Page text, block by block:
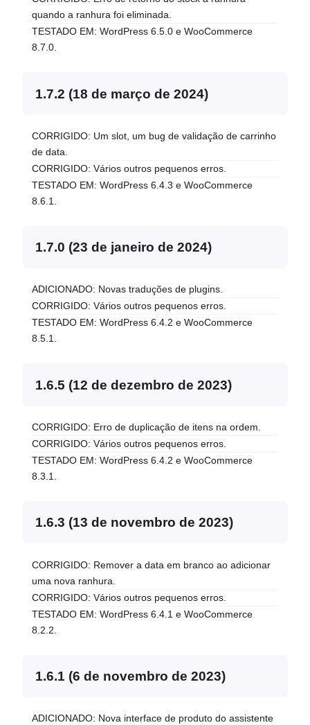
quando a ranhura foi eliminada.
TESTADO EM: WordPress 6.5.0 e WooCommerce
8.7.0.
1.7.2 (18 de março de 2024)
CORRIGIDO: Um slot, um bug de validação de carrinho
de data.
CORRIGIDO: Vários outros pequenos erros.
TESTADO EM: WordPress 6.4.3 e WooCommerce
8.6.1.
1.7.0 (23 de janeiro de 2024)
ADICIONADO: Novas traduções de plugins.
CORRIGIDO: Vários outros pequenos erros.
TESTADO EM: WordPress 6.4.2 e WooCommerce
8.5.1.
1.6.5 (12 de dezembro de 2023)
CORRIGIDO: Erro de duplicação de itens na ordem.
CORRIGIDO: Vários outros pequenos erros.
TESTADO EM: WordPress 6.4.2 e WooCommerce
8.3.1.
1.6.3 (13 de novembro de 2023)
CORRIGIDO: Remover a data em branco ao adicionar
uma nova ranhura.
CORRIGIDO: Vários outros pequenos erros.
TESTADO EM: WordPress 6.4.1 e WooCommerce
8.2.2.
1.6.1 (6 de novembro de 2023)
ADICIONADO: Nova interface de produto do assistente